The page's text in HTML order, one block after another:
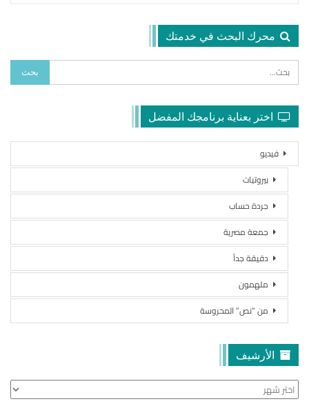
محرك البحث في خدمتك
اختر بعناية برنامجك المفضل
فيديو
بيروتيات
جردة حساب
جمعة مصرية
دقيقة جداً
ملهمون
من “نص” المحروسة
الأرشيف
الأرشيف